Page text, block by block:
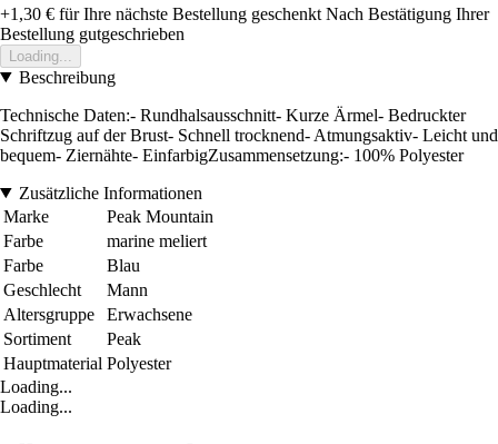
+1,30 € für Ihre nächste Bestellung geschenkt Nach Bestätigung Ihrer
Bestellung gutgeschrieben
Loading...
Beschreibung
Technische Daten:- Rundhalsausschnitt- Kurze Ärmel- Bedruckter
Schriftzug auf der Brust- Schnell trocknend- Atmungsaktiv- Leicht und
bequem- Ziernähte- EinfarbigZusammensetzung:- 100% Polyester
Zusätzliche Informationen
Marke
Peak Mountain
Farbe
marine meliert
Farbe
Blau
Geschlecht
Mann
Altersgruppe
Erwachsene
Sortiment
Peak
Hauptmaterial Polyester
Loading...
Loading...